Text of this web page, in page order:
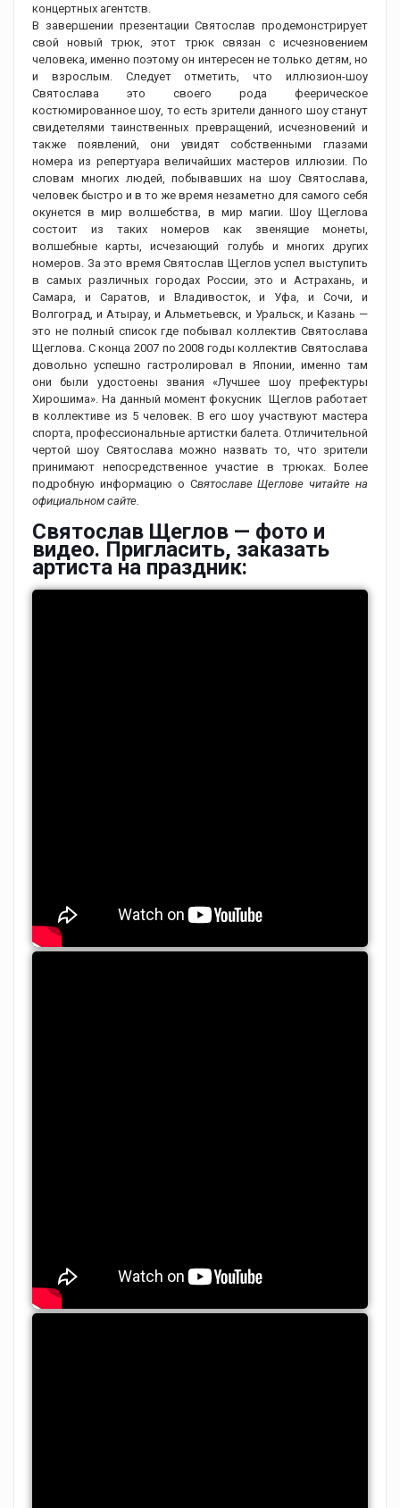
концертных агентств.
В завершении презентации Святослав продемонстрирует
свой новый трюк, этот трюк связан с исчезновением
человека, именно поэтому он интересен не только детям, но
и взрослым. Следует отметить, что иллюзион-шоу
Святослава это своего рода феерическое
костюмированное шоу, то есть зрители данного шоу станут
свидетелями таинственных превращений, исчезновений и
также появлений, они увидят собственными глазами
номера из репертуара величайших мастеров иллюзии. По
словам многих людей, побывавших на шоу Святослава,
человек быстро и в то же время незаметно для самого себя
окунется в мир волшебства, в мир магии. Шоу Щеглова
состоит из таких номеров как звенящие монеты,
волшебные карты, исчезающий голубь и многих других
номеров. За это время Святослав Щеглов успел выступить
в самых различных городах России, это и Астрахань, и
Самара, и Саратов, и Владивосток, и Уфа, и Сочи, и
Волгоград, и Атырау, и Альметьевск, и Уральск, и Казань —
это не полный список где побывал коллектив Святослава
Щеглова. С конца 2007 по 2008 годы коллектив Святослава
довольно успешно гастролировал в Японии, именно там
они были удостоены звания «Лучшее шоу префектуры
Хирошима». На данный момент фокусник Щеглов работает
в коллективе из 5 человек. В его шоу участвуют мастера
спорта, профессиональные артистки балета. Отличительной
чертой шоу Святослава можно назвать то, что зрители
принимают непосредственное участие в трюках. Более
подробную информацию о Святославе Щеглове читайте на
официальном сайте.
Святослав Щеглов — фото и
видео. Пригласить, заказать
артиста на праздник: